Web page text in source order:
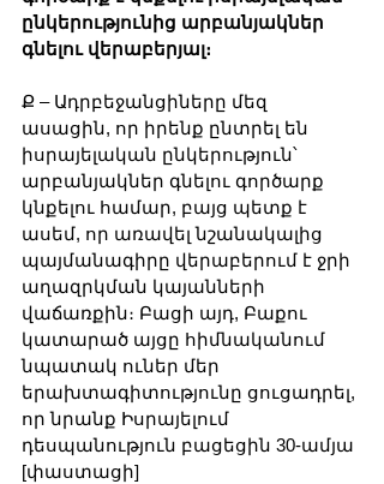
ընկերությունից արբանյակներ
գնելու վերաբերյալ։
Ք – Ադրբեջանցիները մեզ
ասացին, որ իրենք ընտրել են
իսրայելական ընկերություն՝
արբանյակներ գնելու գործարք
կնքելու համար, բայց պետք է
ասեմ, որ առավել նշանակալից
պայմանագիրը վերաբերում է ջրի
աղազրկման կայանների
վաճառքին։ Բացի այդ, Բաքու
կատարած այցը հիմնականում
նպատակ ուներ մեր
երախտագիտությունը ցուցադրել,
որ նրանք Իսրայելում
դեսպանություն բացեցին 30-ամյա
[փաստացի]